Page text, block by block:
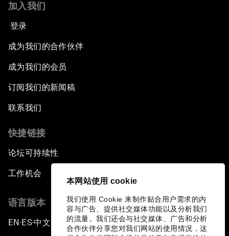
本网站使用 cookie
我们使用 Cookie 来制作贴合用户需求的内
容与广告、提供社交媒体功能以及分析我们
的流量。我们还会与社交媒体、广告和分析
合作伙伴分享您对我们网站的使用情况，这
加入我们
登录
成为我们的合作伙伴
成为我们的会员
订阅我们的新闻稿
联系我们
快捷链接
论坛可持续性
工作机会
语言版本
EN ▪ES▪中文▪ 日本語